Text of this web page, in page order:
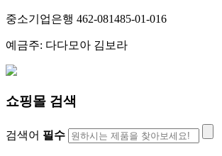
중소기업은행 462-081485-01-016
예금주: 다다모아 김보라
쇼핑몰 검색
검색어 필수